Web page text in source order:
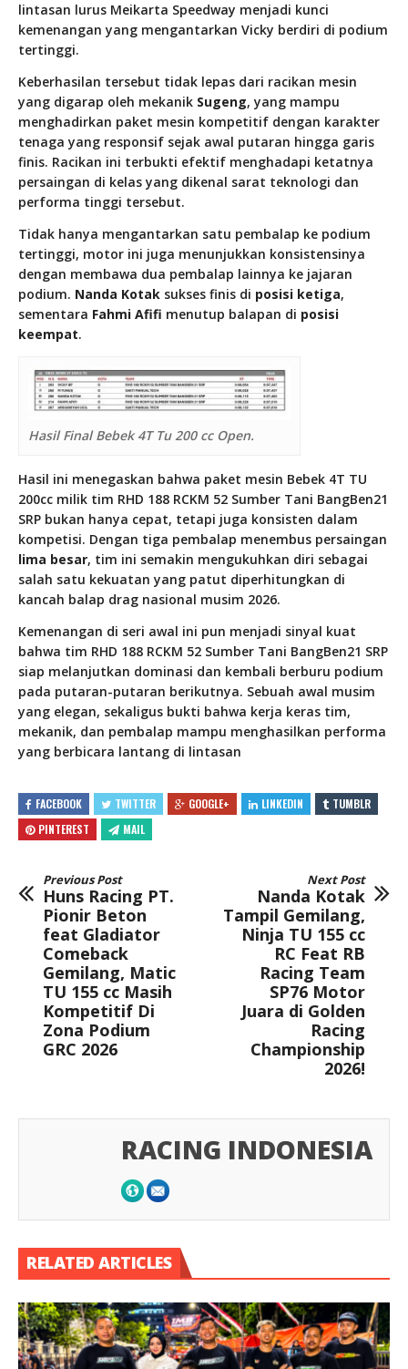
lintasan lurus Meikarta Speedway menjadi kunci
kemenangan yang mengantarkan Vicky berdiri di podium
tertinggi.
Keberhasilan tersebut tidak lepas dari racikan mesin
yang digarap oleh mekanik Sugeng, yang mampu
menghadirkan paket mesin kompetitif dengan karakter
tenaga yang responsif sejak awal putaran hingga garis
finis. Racikan ini terbukti efektif menghadapi ketatnya
persaingan di kelas yang dikenal sarat teknologi dan
performa tinggi tersebut.
Tidak hanya mengantarkan satu pembalap ke podium
tertinggi, motor ini juga menunjukkan konsistensinya
dengan membawa dua pembalap lainnya ke jajaran
podium. Nanda Kotak sukses finis di posisi ketiga,
sementara Fahmi Afifi menutup balapan di posisi
keempat.
Hasil Final Bebek 4T Tu 200 cc Open.
Hasil ini menegaskan bahwa paket mesin Bebek 4T TU
200cc milik tim RHD 188 RCKM 52 Sumber Tani BangBen21
SRP bukan hanya cepat, tetapi juga konsisten dalam
kompetisi. Dengan tiga pembalap menembus persaingan
lima besar, tim ini semakin mengukuhkan diri sebagai
salah satu kekuatan yang patut diperhitungkan di
kancah balap drag nasional musim 2026.
Kemenangan di seri awal ini pun menjadi sinyal kuat
bahwa tim RHD 188 RCKM 52 Sumber Tani BangBen21 SRP
siap melanjutkan dominasi dan kembali berburu podium
pada putaran-putaran berikutnya. Sebuah awal musim
yang elegan, sekaligus bukti bahwa kerja keras tim,
mekanik, dan pembalap mampu menghasilkan performa
yang berbicara lantang di lintasan
FACEBOOK TWITTER GOOGLE+ LINKEDIN
TUMBLR
PINTEREST
MAIL
Previous Post
Huns Racing PT.
Pionir Beton
feat Gladiator
Comeback
Gemilang, Matic
TU 155 cc Masih
Kompetitif Di
Zona Podium
GRC 2026
Next Post
Nanda Kotak
Tampil Gemilang,
Ninja TU 155 cc
RC Feat RB
Racing Team
SP76 Motor
Juara di Golden
Racing
Championship
2026!
RACING INDONESIA
RELATED ARTICLES